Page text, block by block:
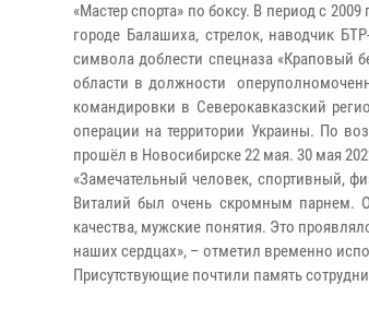
«Мастер спорта» по боксу. В период с
городе Балашиха, стрелок, наводчик
символа доблести спецназа «Краповый
области в должности
командировки в Северокавказский
операции на территории Украины. По
прошёл в Новосибирске 22 мая. 30 мая
«Замечательный человек, спортивный,
Виталий был очень скромным парнем.
качества, мужские понятия. Это
наших сердцах», – отметил временно
Присутствующие почтили память